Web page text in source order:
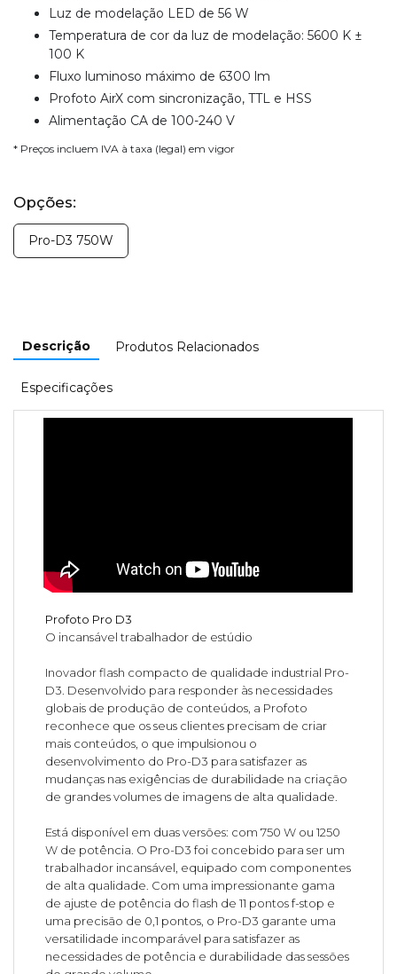
Luz de modelação LED de 56 W
Temperatura de cor da luz de modelação: 5600 K ±
100 K
Fluxo luminoso máximo de 6300 lm
Profoto AirX com sincronização, TTL e HSS
Alimentação CA de 100-240 V
* Preços incluem IVA à taxa (legal) em vigor
Opções:
Pro-D3 750W
Descrição Produtos Relacionados
Especificações
Profoto Pro D3
O incansável trabalhador de estúdio
Inovador flash compacto de qualidade industrial Pro-
D3. Desenvolvido para responder às necessidades
globais de produção de conteúdos, a Profoto
reconhece que os seus clientes precisam de criar
mais conteúdos, o que impulsionou o
desenvolvimento do Pro-D3 para satisfazer as
mudanças nas exigências de durabilidade na criação
de grandes volumes de imagens de alta qualidade.
Está disponível em duas versões: com 750 W ou 1250
W de potência. O Pro-D3 foi concebido para ser um
trabalhador incansável, equipado com componentes
de alta qualidade. Com uma impressionante gama
de ajuste de potência do flash de 11 pontos f-stop e
uma precisão de 0,1 pontos, o Pro-D3 garante uma
versatilidade incomparável para satisfazer as
necessidades de potência e durabilidade das sessões